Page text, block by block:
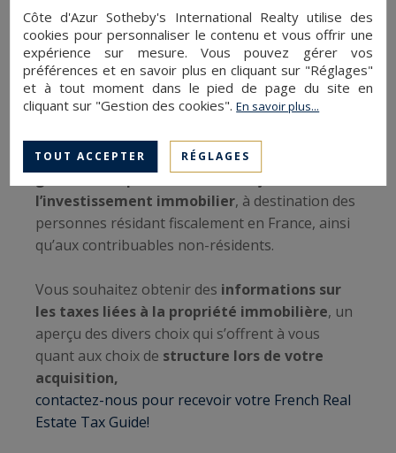
multilingues pour un accompagnement de
proximité et une relation de confiance.
Chers clients internationaux souhaitant
investir en France,
Le Cabinet Ruff & Associés met à disposition le
guide des impôts et taxes françaises liés à
l’investissement immobilier, à destination des
personnes résidant fiscalement en France, ainsi
qu’aux contribuables non-résidents.
Vous souhaitez obtenir des informations sur
les taxes liées à la propriété immobilière, un
aperçu des divers choix qui s’offrent à vous
quant aux choix de structure lors de votre
acquisition,
contactez-nous pour recevoir votre French Real
Estate Tax Guide!
Côte d'Azur Sotheby's International Realty utilise des
cookies pour personnaliser le contenu et vous offrir une
expérience sur mesure. Vous pouvez gérer vos
préférences et en savoir plus en cliquant sur "Réglages"
et à tout moment dans le pied de page du site en
cliquant sur "Gestion des cookies".En savoir plus...
TOUT ACCEPTER RÉGLAGES